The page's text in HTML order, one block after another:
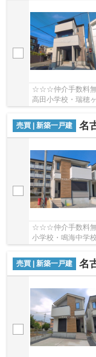
☆☆☆仲介手数料無
高田小学校・瑞穂
売買 | 新築一戸建 名古屋
☆☆☆仲介手数料無
小学校・鳴海中学校
売買 | 新築一戸建 名古屋